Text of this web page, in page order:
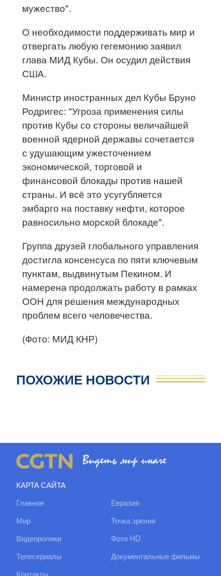
мужество".
О необходимости поддерживать мир и
отвергать любую гегемонию заявил
глава МИД Кубы. Он осудил действия
США.
Министр иностранных дел Кубы Бруно
Родригес: "Угроза применения силы
против Кубы со стороны величайшей
военной ядерной державы сочетается
с удушающим ужесточением
экономической, торговой и
финансовой блокады против нашей
страны. И всё это усугубляется
эмбарго на поставку нефти, которое
равносильно морской блокаде".
Группа друзей глобального управления
достигла консенсуса по пяти ключевым
пунктам, выдвинутым Пекином. И
намерена продолжать работу в рамках
ООН для решения международных
проблем всего человечества.
(Фото: МИД КНР)
ПОХОЖИЕ НОВОСТИ
КАРТА САЙТА
Главное
Евразия
Мир
Точка зрения
Видеоролики
Фото HD
Телесериалы
Документальные фильмы
Контакты